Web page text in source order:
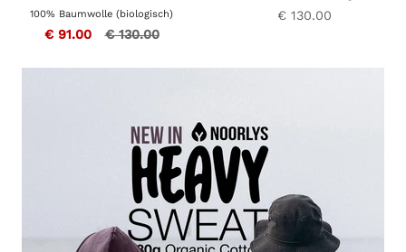
100% Baumwolle (biologisch)
€ 91.00 € 130.00
€ 130.00